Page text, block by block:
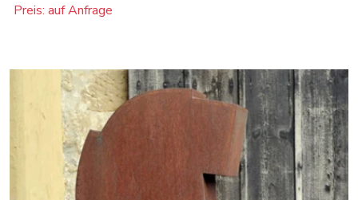
Preis: auf Anfrage